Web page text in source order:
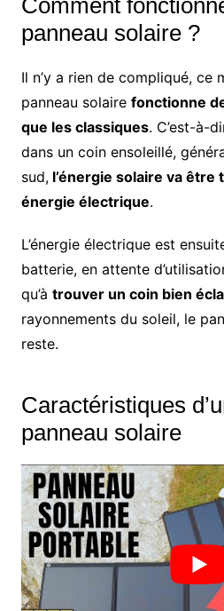
Comment
panneau solaire ?
Il n’y a rien de compliqué, ce
panneau solaire fonctionne
que les classiques. C’est-à-
dans un coin ensoleillé,
sud,l’énergie solaire va être
énergie électrique.
L’énergie électrique est
batterie, en attente
qu’à trouver un coin bien
rayonnements du soleil, le
reste.
Caractéristiques
panneau solaire